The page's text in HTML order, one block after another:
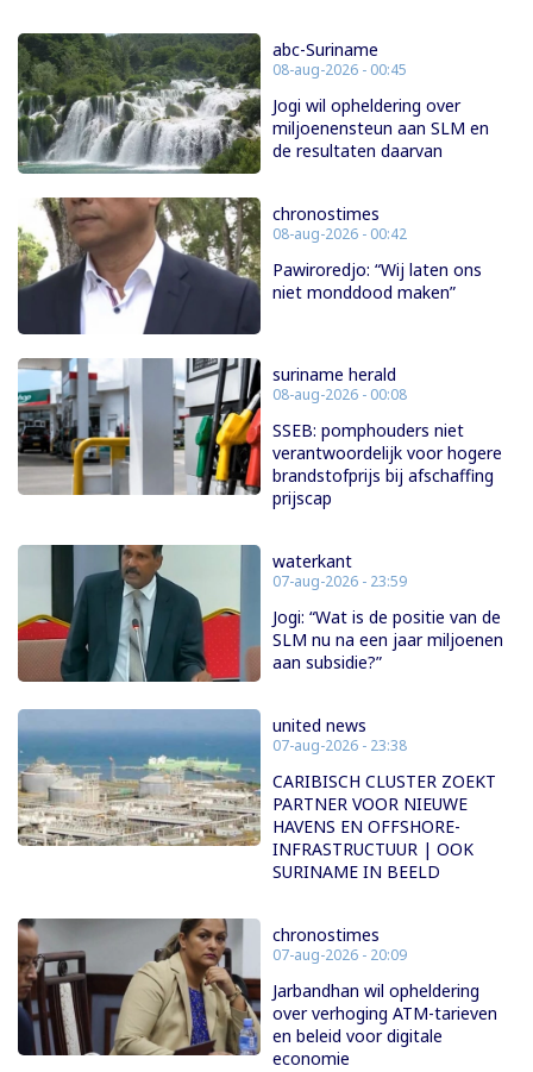
abc-Suriname
08-aug-2026 - 00:45
Jogi wil opheldering over
miljoenensteun aan SLM en
de resultaten daarvan
chronostimes
08-aug-2026 - 00:42
Pawiroredjo: “Wij laten ons
niet monddood maken”
suriname herald
08-aug-2026 - 00:08
SSEB: pomphouders niet
verantwoordelijk voor hogere
brandstofprijs bij afschaffing
prijscap
waterkant
07-aug-2026 - 23:59
Jogi: “Wat is de positie van de
SLM nu na een jaar miljoenen
aan subsidie?”
united news
07-aug-2026 - 23:38
CARIBISCH CLUSTER ZOEKT
PARTNER VOOR NIEUWE
HAVENS EN OFFSHORE-
INFRASTRUCTUUR | OOK
SURINAME IN BEELD
chronostimes
07-aug-2026 - 20:09
Jarbandhan wil opheldering
over verhoging ATM-tarieven
en beleid voor digitale
economie